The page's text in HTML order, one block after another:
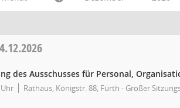
des Ausschusses für Personal,
Rathaus, Königstr. 88, Fürth - Großer